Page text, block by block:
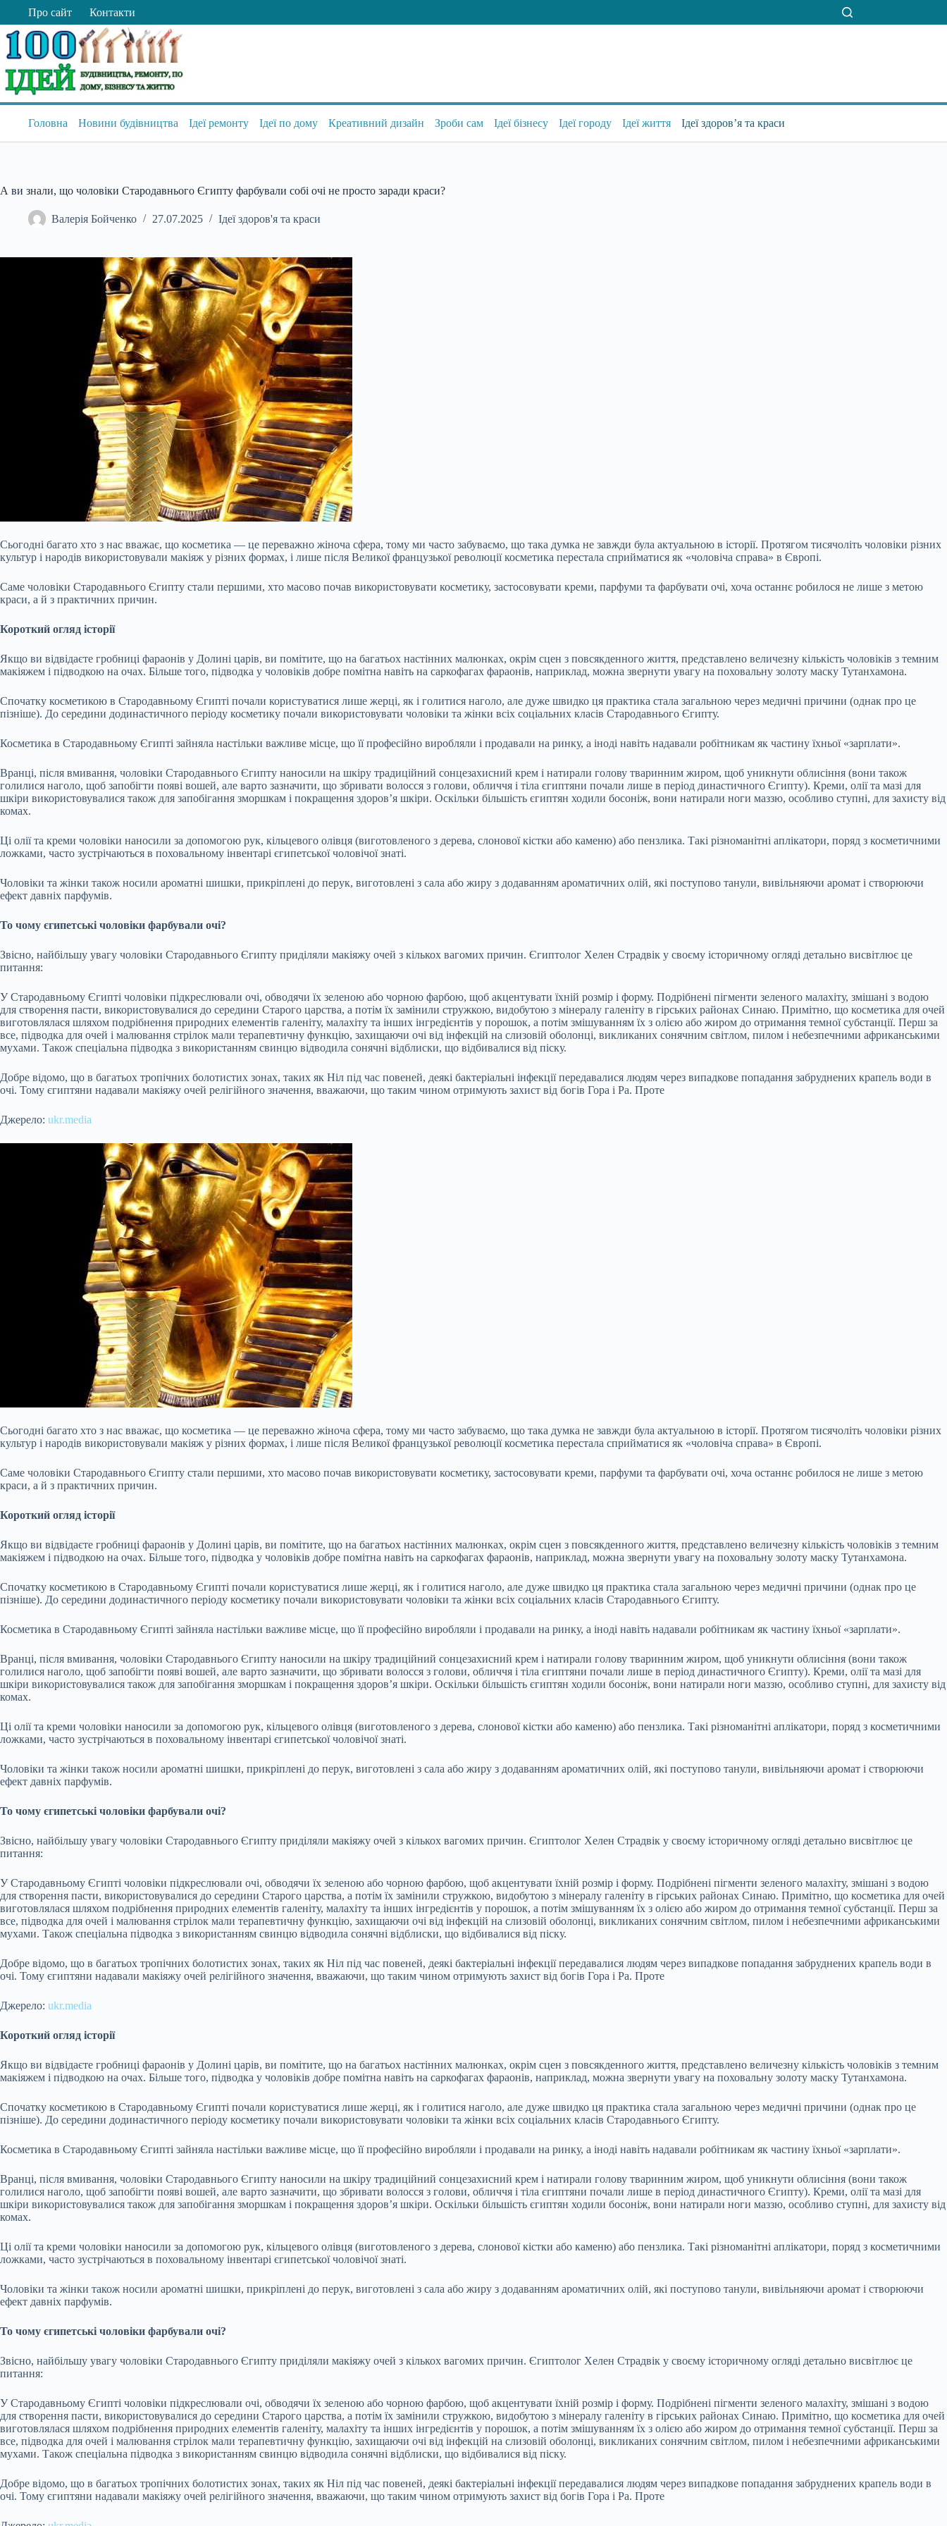
вмісту
Про сайт Контакти
Головна Новини будівництва Ідеї ремонту Ідеї по дому Креативний дизайн Зроби сам Ідеї бізнесу Ідеї городу Ідеї життя Ідеї здоров’я та краси
А ви знали, що чоловіки Стародавнього Єгипту фарбували собі очі не просто заради краси?
Валерія Бойченко 27.07.2025 Ідеї здоров'я та краси
Сьогодні багато хто з нас вважає, що косметика — це переважно жіноча сфера, тому ми часто забуваємо, що така думка не завжди була актуальною в історії. Протягом тисячоліть чоловіки різних
культур і народів використовували макіяж у різних формах, і лише після Великої французької революції косметика перестала сприйматися як «чоловіча справа» в Європі.
Саме чоловіки Стародавнього Єгипту стали першими, хто масово почав використовувати косметику, застосовувати креми, парфуми та фарбувати очі, хоча останнє робилося не лише з метою
краси, а й з практичних причин.
Короткий огляд історії
Якщо ви відвідаєте гробниці фараонів у Долині царів, ви помітите, що на багатьох настінних малюнках, окрім сцен з повсякденного життя, представлено величезну кількість чоловіків з темним
макіяжем і підводкою на очах. Більше того, підводка у чоловіків добре помітна навіть на саркофагах фараонів, наприклад, можна звернути увагу на поховальну золоту маску Тутанхамона.
Спочатку косметикою в Стародавньому Єгипті почали користуватися лише жерці, як і голитися наголо, але дуже швидко ця практика стала загальною через медичні причини (однак про це
пізніше). До середини додинастичного періоду косметику почали використовувати чоловіки та жінки всіх соціальних класів Стародавнього Єгипту.
Косметика в Стародавньому Єгипті зайняла настільки важливе місце, що її професійно виробляли і продавали на ринку, а іноді навіть надавали робітникам як частину їхньої «зарплати».
Вранці, після вмивання, чоловіки Стародавнього Єгипту наносили на шкіру традиційний сонцезахисний крем і натирали голову тваринним жиром, щоб уникнути облисіння (вони також
голилися наголо, щоб запобігти появі вошей, але варто зазначити, що збривати волосся з голови, обличчя і тіла єгиптяни почали лише в період династичного Єгипту). Креми, олії та мазі для
шкіри використовувалися також для запобігання зморшкам і покращення здоров’я шкіри. Оскільки більшість єгиптян ходили босоніж, вони натирали ноги маззю, особливо ступні, для захисту від
комах.
Ці олії та креми чоловіки наносили за допомогою рук, кільцевого олівця (виготовленого з дерева, слонової кістки або каменю) або пензлика. Такі різноманітні аплікатори, поряд з косметичними
ложками, часто зустрічаються в поховальному інвентарі єгипетської чоловічої знаті.
Чоловіки та жінки також носили ароматні шишки, прикріплені до перук, виготовлені з сала або жиру з додаванням ароматичних олій, які поступово танули, вивільняючи аромат і створюючи
ефект давніх парфумів.
То чому єгипетські чоловіки фарбували очі?
Звісно, найбільшу увагу чоловіки Стародавнього Єгипту приділяли макіяжу очей з кількох вагомих причин. Єгиптолог Хелен Страдвік у своєму історичному огляді детально висвітлює це
питання:
У Стародавньому Єгипті чоловіки підкреслювали очі, обводячи їх зеленою або чорною фарбою, щоб акцентувати їхній розмір і форму. Подрібнені пігменти зеленого малахіту, змішані з водою
для створення пасти, використовувалися до середини Старого царства, а потім їх замінили стружкою, видобутою з мінералу галеніту в гірських районах Синаю. Примітно, що косметика для очей
виготовлялася шляхом подрібнення природних елементів галеніту, малахіту та інших інгредієнтів у порошок, а потім змішуванням їх з олією або жиром до отримання темної субстанції. Перш за
все, підводка для очей і малювання стрілок мали терапевтичну функцію, захищаючи очі від інфекцій на слизовій оболонці, викликаних сонячним світлом, пилом і небезпечними африканськими
мухами. Також спеціальна підводка з використанням свинцю відводила сонячні відблиски, що відбивалися від піску.
Добре відомо, що в багатьох тропічних болотистих зонах, таких як Ніл під час повеней, деякі бактеріальні інфекції передавалися людям через випадкове попадання забруднених крапель води в
очі. Тому єгиптяни надавали макіяжу очей релігійного значення, вважаючи, що таким чином отримують захист від богів Гора і Ра. Проте
Джерело: ukr.media
Сьогодні багато хто з нас вважає, що косметика — це переважно жіноча сфера, тому ми часто забуваємо, що така думка не завжди була актуальною в історії. Протягом тисячоліть чоловіки різних
культур і народів використовували макіяж у різних формах, і лише після Великої французької революції косметика перестала сприйматися як «чоловіча справа» в Європі.
Саме чоловіки Стародавнього Єгипту стали першими, хто масово почав використовувати косметику, застосовувати креми, парфуми та фарбувати очі, хоча останнє робилося не лише з метою
краси, а й з практичних причин.
Короткий огляд історії
Якщо ви відвідаєте гробниці фараонів у Долині царів, ви помітите, що на багатьох настінних малюнках, окрім сцен з повсякденного життя, представлено величезну кількість чоловіків з темним
макіяжем і підводкою на очах. Більше того, підводка у чоловіків добре помітна навіть на саркофагах фараонів, наприклад, можна звернути увагу на поховальну золоту маску Тутанхамона.
Спочатку косметикою в Стародавньому Єгипті почали користуватися лише жерці, як і голитися наголо, але дуже швидко ця практика стала загальною через медичні причини (однак про це
пізніше). До середини додинастичного періоду косметику почали використовувати чоловіки та жінки всіх соціальних класів Стародавнього Єгипту.
Косметика в Стародавньому Єгипті зайняла настільки важливе місце, що її професійно виробляли і продавали на ринку, а іноді навіть надавали робітникам як частину їхньої «зарплати».
Вранці, після вмивання, чоловіки Стародавнього Єгипту наносили на шкіру традиційний сонцезахисний крем і натирали голову тваринним жиром, щоб уникнути облисіння (вони також
голилися наголо, щоб запобігти появі вошей, але варто зазначити, що збривати волосся з голови, обличчя і тіла єгиптяни почали лише в період династичного Єгипту). Креми, олії та мазі для
шкіри використовувалися також для запобігання зморшкам і покращення здоров’я шкіри. Оскільки більшість єгиптян ходили босоніж, вони натирали ноги маззю, особливо ступні, для захисту від
комах.
Ці олії та креми чоловіки наносили за допомогою рук, кільцевого олівця (виготовленого з дерева, слонової кістки або каменю) або пензлика. Такі різноманітні аплікатори, поряд з косметичними
ложками, часто зустрічаються в поховальному інвентарі єгипетської чоловічої знаті.
Чоловіки та жінки також носили ароматні шишки, прикріплені до перук, виготовлені з сала або жиру з додаванням ароматичних олій, які поступово танули, вивільняючи аромат і створюючи
ефект давніх парфумів.
То чому єгипетські чоловіки фарбували очі?
Звісно, найбільшу увагу чоловіки Стародавнього Єгипту приділяли макіяжу очей з кількох вагомих причин. Єгиптолог Хелен Страдвік у своєму історичному огляді детально висвітлює це
питання:
У Стародавньому Єгипті чоловіки підкреслювали очі, обводячи їх зеленою або чорною фарбою, щоб акцентувати їхній розмір і форму. Подрібнені пігменти зеленого малахіту, змішані з водою
для створення пасти, використовувалися до середини Старого царства, а потім їх замінили стружкою, видобутою з мінералу галеніту в гірських районах Синаю. Примітно, що косметика для очей
виготовлялася шляхом подрібнення природних елементів галеніту, малахіту та інших інгредієнтів у порошок, а потім змішуванням їх з олією або жиром до отримання темної субстанції. Перш за
все, підводка для очей і малювання стрілок мали терапевтичну функцію, захищаючи очі від інфекцій на слизовій оболонці, викликаних сонячним світлом, пилом і небезпечними африканськими
мухами. Також спеціальна підводка з використанням свинцю відводила сонячні відблиски, що відбивалися від піску.
Добре відомо, що в багатьох тропічних болотистих зонах, таких як Ніл під час повеней, деякі бактеріальні інфекції передавалися людям через випадкове попадання забруднених крапель води в
очі. Тому єгиптяни надавали макіяжу очей релігійного значення, вважаючи, що таким чином отримують захист від богів Гора і Ра. Проте
Джерело: ukr.media
Короткий огляд історії
Якщо ви відвідаєте гробниці фараонів у Долині царів, ви помітите, що на багатьох настінних малюнках, окрім сцен з повсякденного життя, представлено величезну кількість чоловіків з темним
макіяжем і підводкою на очах. Більше того, підводка у чоловіків добре помітна навіть на саркофагах фараонів, наприклад, можна звернути увагу на поховальну золоту маску Тутанхамона.
Спочатку косметикою в Стародавньому Єгипті почали користуватися лише жерці, як і голитися наголо, але дуже швидко ця практика стала загальною через медичні причини (однак про це
пізніше). До середини додинастичного періоду косметику почали використовувати чоловіки та жінки всіх соціальних класів Стародавнього Єгипту.
Косметика в Стародавньому Єгипті зайняла настільки важливе місце, що її професійно виробляли і продавали на ринку, а іноді навіть надавали робітникам як частину їхньої «зарплати».
Вранці, після вмивання, чоловіки Стародавнього Єгипту наносили на шкіру традиційний сонцезахисний крем і натирали голову тваринним жиром, щоб уникнути облисіння (вони також
голилися наголо, щоб запобігти появі вошей, але варто зазначити, що збривати волосся з голови, обличчя і тіла єгиптяни почали лише в період династичного Єгипту). Креми, олії та мазі для
шкіри використовувалися також для запобігання зморшкам і покращення здоров’я шкіри. Оскільки більшість єгиптян ходили босоніж, вони натирали ноги маззю, особливо ступні, для захисту від
комах.
Ці олії та креми чоловіки наносили за допомогою рук, кільцевого олівця (виготовленого з дерева, слонової кістки або каменю) або пензлика. Такі різноманітні аплікатори, поряд з косметичними
ложками, часто зустрічаються в поховальному інвентарі єгипетської чоловічої знаті.
Чоловіки та жінки також носили ароматні шишки, прикріплені до перук, виготовлені з сала або жиру з додаванням ароматичних олій, які поступово танули, вивільняючи аромат і створюючи
ефект давніх парфумів.
То чому єгипетські чоловіки фарбували очі?
Звісно, найбільшу увагу чоловіки Стародавнього Єгипту приділяли макіяжу очей з кількох вагомих причин. Єгиптолог Хелен Страдвік у своєму історичному огляді детально висвітлює це
питання:
У Стародавньому Єгипті чоловіки підкреслювали очі, обводячи їх зеленою або чорною фарбою, щоб акцентувати їхній розмір і форму. Подрібнені пігменти зеленого малахіту, змішані з водою
для створення пасти, використовувалися до середини Старого царства, а потім їх замінили стружкою, видобутою з мінералу галеніту в гірських районах Синаю. Примітно, що косметика для очей
виготовлялася шляхом подрібнення природних елементів галеніту, малахіту та інших інгредієнтів у порошок, а потім змішуванням їх з олією або жиром до отримання темної субстанції. Перш за
все, підводка для очей і малювання стрілок мали терапевтичну функцію, захищаючи очі від інфекцій на слизовій оболонці, викликаних сонячним світлом, пилом і небезпечними африканськими
мухами. Також спеціальна підводка з використанням свинцю відводила сонячні відблиски, що відбивалися від піску.
Добре відомо, що в багатьох тропічних болотистих зонах, таких як Ніл під час повеней, деякі бактеріальні інфекції передавалися людям через випадкове попадання забруднених крапель води в
очі. Тому єгиптяни надавали макіяжу очей релігійного значення, вважаючи, що таким чином отримують захист від богів Гора і Ра. Проте